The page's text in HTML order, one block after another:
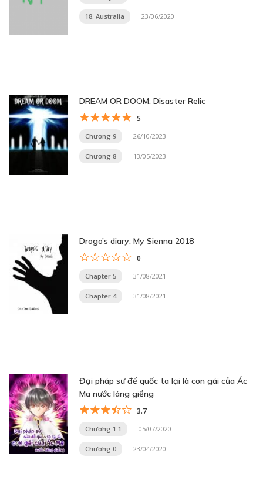
18. Australia 23/06/2020
DREAM OR DOOM: Disaster Relic
5
Chương 9 26/10/2023
Chương 8 13/05/2023
Drogo’s diary: My Sienna 2018
0
Chapter 5 31/08/2021
Chapter 4 31/08/2021
Đại pháp sư đế quốc ta lại là con gái của Ác
Ma nước láng giềng
3.7
Chương 1.1 05/07/2020
Chương 0 23/04/2020